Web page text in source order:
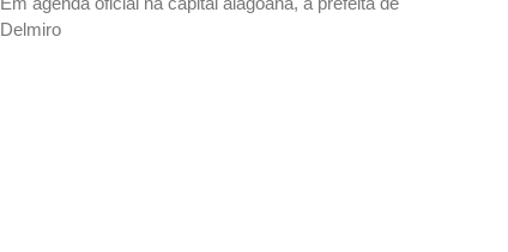
Delmiro